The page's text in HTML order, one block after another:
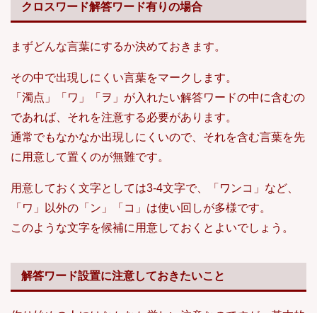
クロスワード解答ワード有りの場合
まずどんな言葉にするか決めておきます。
その中で出現しにくい言葉をマークします。
「濁点」「ワ」「ヲ」が入れたい解答ワードの中に含むの
であれば、それを注意する必要があります。
通常でもなかなか出現しにくいので、それを含む言葉を先
に用意して置くのが無難です。
用意しておく文字としては3-4文字で、「ワンコ」など、
「ワ」以外の「ン」「コ」は使い回しが多様です。
このような文字を候補に用意しておくとよいでしょう。
解答ワード設置に注意しておきたいこと